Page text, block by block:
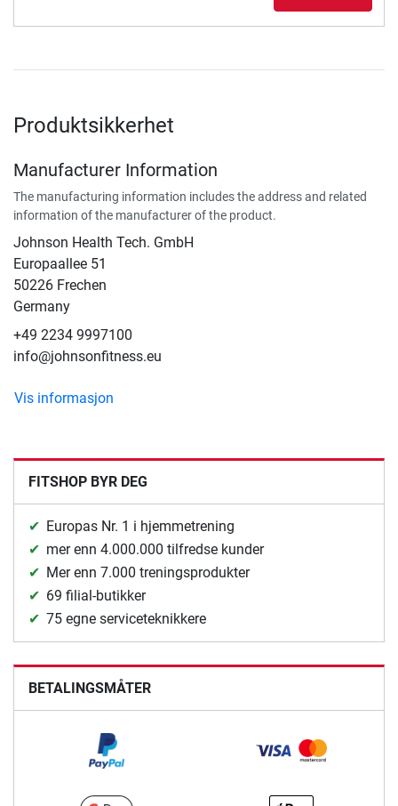
Produktsikkerhet
Manufacturer Information
The manufacturing information includes the address and related
information of the manufacturer of the product.
Johnson Health Tech. GmbH
Europaallee 51
50226 Frechen
Germany
+49 2234 9997100
info@johnsonfitness.eu
Vis informasjon
FITSHOP BYR DEG
Europas Nr. 1 i hjemmetrening
mer enn 4.000.000 tilfredse kunder
Mer enn 7.000 treningsprodukter
69 filial-butikker
75 egne serviceteknikkere
BETALINGSMÅTER